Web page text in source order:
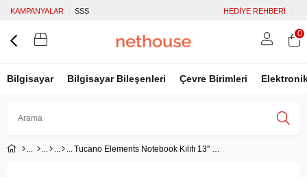
KAMPANYALAR SSS HEDİYE REHBERİ
Bilgisayar Bilgisayar Bileşenleri Çevre Birimleri
0
Tucano Elements Notebook Kılıfı 13'' - Mor